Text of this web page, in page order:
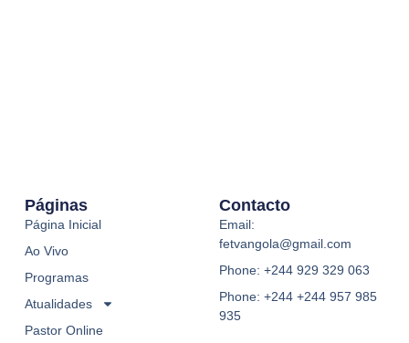
Páginas
Página Inicial
Ao Vivo
Programas
Atualidades
Pastor Online
Contacto
Email:
fetvangola@gmail.com
Phone: +244 929 329 063
Phone: +244 +244 957 985
935